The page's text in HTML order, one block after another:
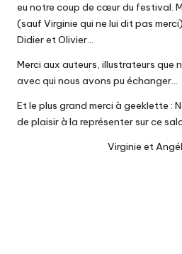
eu notre coup de cœur du festival.
(sauf Virginie qui ne lui dit pas
Didier et Olivier…
Merci aux auteurs, illustrateurs que
avec qui nous avons pu échanger…
Et le plus grand merci à geeklette :
de plaisir à la représenter sur ce
Virginie et